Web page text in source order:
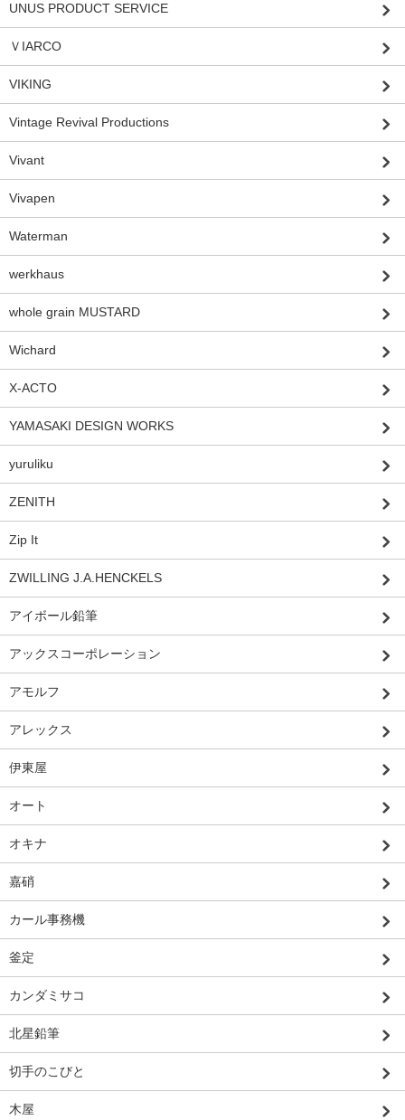
UNUS PRODUCT SERVICE
ＶIARCO
VIKING
Vintage Revival Productions
Vivant
Vivapen
Waterman
werkhaus
whole grain MUSTARD
Wichard
X-ACTO
YAMASAKI DESIGN WORKS
yuruliku
ZENITH
Zip It
ZWILLING J.A.HENCKELS
アイボール鉛筆
アックスコーポレーション
アモルフ
アレックス
伊東屋
オート
オキナ
嘉硝
カール事務機
釜定
カンダミサコ
北星鉛筆
切手のこびと
木屋